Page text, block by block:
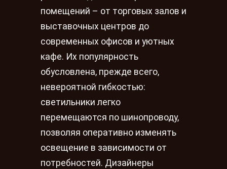
помещений – от торговых залов и
выставочных центров до
современных офисов и уютных
кафе. Их популярность
обусловлена, прежде всего,
невероятной гибкостью:
светильники легко
перемещаются по шинопроводу,
позволяя оперативно изменять
освещение в зависимости от
потребностей. Дизайнеры